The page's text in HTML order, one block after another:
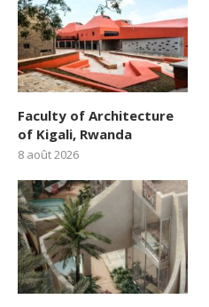
Faculty of Architecture
of Kigali, Rwanda
8 août 2026